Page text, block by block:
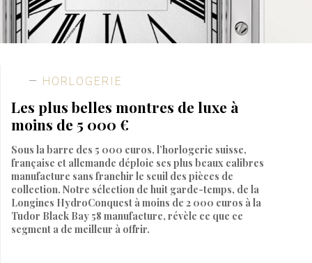
HORLOGERIE
Les plus belles montres de luxe à
moins de 5 000 €
Sous la barre des 5 000 euros, l’horlogerie suisse,
française et allemande déploie ses plus beaux calibres
manufacture sans franchir le seuil des pièces de
collection. Notre sélection de huit garde-temps, de la
Longines HydroConquest à moins de 2 000 euros à la
Tudor Black Bay 58 manufacture, révèle ce que ce
segment a de meilleur à offrir.